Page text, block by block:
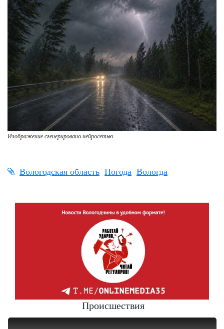
Изображение сгенерировано нейросетью
Вологодская область Погода Вологда
Происшествия